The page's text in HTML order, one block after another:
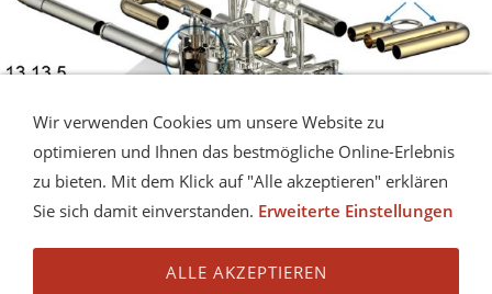
Wir verwenden Cookies um unsere Website zu
optimieren und Ihnen das bestmögliche Online-Erlebnis
zu bieten. Mit dem Klick auf "Alle akzeptieren" erklären
Sie sich damit einverstanden. Erweiterte Einstellungen
ALLE AKZEPTIEREN